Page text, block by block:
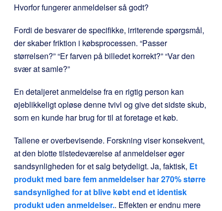
Hvorfor fungerer anmeldelser så godt?
Fordi de besvarer de specifikke, irriterende spørgsmål,
der skaber friktion i købsprocessen. “Passer
størrelsen?” “Er farven på billedet korrekt?” “Var den
svær at samle?”
En detaljeret anmeldelse fra en rigtig person kan
øjeblikkeligt opløse denne tvivl og give det sidste skub,
som en kunde har brug for til at foretage et køb.
Tallene er overbevisende. Forskning viser konsekvent,
at den blotte tilstedeværelse af anmeldelser øger
sandsynligheden for et salg betydeligt. Ja, faktisk, Et
produkt med bare fem anmeldelser har 270% større
sandsynlighed for at blive købt end et identisk
produkt uden anmeldelser.. Effekten er endnu mere